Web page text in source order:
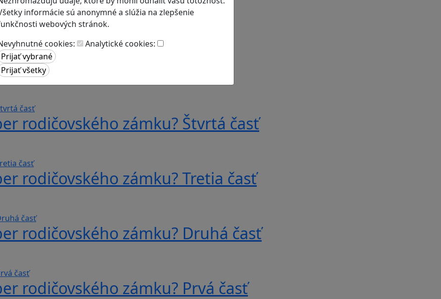
informácie sú anonymné a slúžia na zlepšenie
webových stránok.
cookies:
Analytické cookies:
rodičovského zámku? Štvrtá časť
rodičovského zámku? Tretia časť
rodičovského zámku? Druhá časť
rodičovského zámku? Prvá časť